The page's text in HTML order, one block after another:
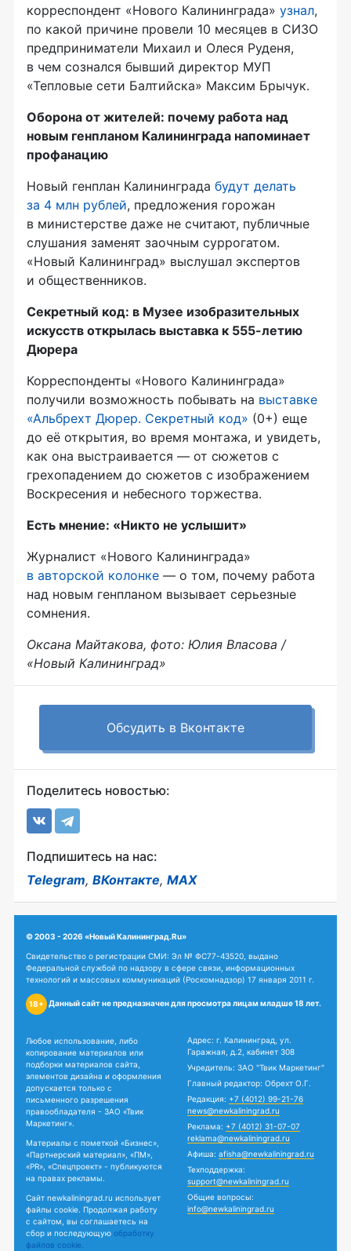
корреспондент «Нового Калининграда» узнал,
по какой причине провели 10 месяцев в СИЗО
предприниматели Михаил и Олеся Руденя,
в чем сознался бывший директор МУП
«Тепловые сети Балтийска» Максим Брычук.
Оборона от жителей: почему работа над
новым генпланом Калининграда напоминает
профанацию
Новый генплан Калининграда будут делать
за 4 млн рублей, предложения горожан
в министерстве даже не считают, публичные
слушания заменят заочным суррогатом.
«Новый Калининград» выслушал экспертов
и общественников.
Секретный код: в Музее изобразительных
искусств открылась выставка к 555-летию
Дюрера
Корреспонденты «Нового Калининграда»
получили возможность побывать на выставке
«Альбрехт Дюрер. Секретный код» (0+) еще
до её открытия, во время монтажа, и увидеть,
как она выстраивается — от сюжетов с
грехопадением до сюжетов с изображением
Воскресения и небесного торжества.
Есть мнение: «Никто не услышит»
Журналист «Нового Калининграда»
в авторской колонке — о том, почему работа
над новым генпланом вызывает серьезные
сомнения.
Оксана Майтакова, фото: Юлия Власова /
«Новый Калининград»
Обсудить в Вконтакте
Поделитесь новостью:
Подпишитесь на нас:
Telegram, ВКонтакте, MAX
© 2003 - 2026 «Новый Калининград.Ru»
Свидетельство о регистрации СМИ: Эл № ФС77-43520, выдано
Федеральной службой по надзору в сфере связи, информационных
технологий и массовых коммуникаций (Роскомнадзор) 17 января 2011 г.
18+ Данный сайт не предназначен для просмотра лицам младше 18 лет.
Любое использование, либо
копирование материалов или
подборки материалов сайта,
элементов дизайна и оформления
допускается только с
письменного разрешения
правообладателя - ЗАО «Твик
Маркетинг».
Материалы с пометкой «Бизнес»,
«Партнерский материал», «ПМ»,
«PR», «Спецпроект» - публикуются
на правах рекламы.
Сайт newkaliningrad.ru использует
файлы cookie. Продолжая работу
с сайтом, вы соглашаетесь на
сбор и последующую обработку
файлов cookie.
Адрес: г. Калининград, ул.
Гаражная, д.2, кабинет 308
Учредитель: ЗАО "Твик Маркетинг"
Главный редактор: Обрехт О.Г.
Редакция: +7 (4012) 99-21-76
news@newkaliningrad.ru
Реклама: +7 (4012) 31-07-07
reklama@newkaliningrad.ru
Афиша: afisha@newkaliningrad.ru
Техподдержка:
support@newkaliningrad.ru
Общие вопросы:
info@newkaliningrad.ru